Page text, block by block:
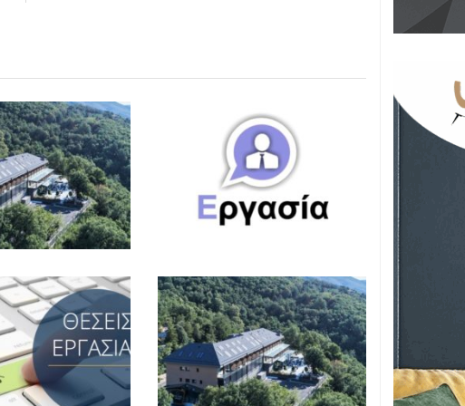
ΑΓΓΕΛΙΕΣ,ΕΝΟΙΚΙΑΣΕΙΣ ΑΓΓΕΛΙΕΣ
08:12
ΑΓΓΕΛΙΕΣ ΕΡΓΑΣΙΑ ΑΓΓΕΛΙΕΣ,ΕΡΓΑΣΙΑ
08:05